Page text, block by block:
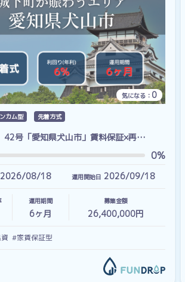
気になる： 0
カム型 先着方式
42号「愛知県犬山市」賃料保証×再…
0%
2026/08/18 運用開始日 2026/09/18
運用期間
6ヶ月
募集金額
26,400,000円
#家賃保証型